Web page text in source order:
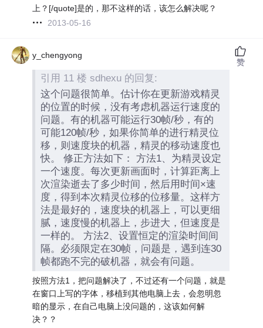
上？[/quote]是的，那不这样的话，该怎么解决呢？
2013-05-16
y_chengyong
引用 11 楼 sdhexu 的回复:
这个问题很简单。估计你在更新游戏精灵
的位置的时候，没有考虑机器运行速度的
问题。有的机器可能运行30帧/秒，有的
可能120帧/秒，如果你简单的进行精灵位
移，则速度块的机器，精灵的移动速度也
快。 修正方法如下： 方法1、为精灵设定
一个速度。每次更新画面时，计算距离上
次渲染逝去了多少时间，然后用时间×速
度，得到本次精灵位移的位移量。这样方
法是最好的，速度块的机器上，可以更细
腻，速度慢的机器上，步进大，但速度是
一样的。 方法2、设置恒定的渲染时间间
隔。必须限定在30帧，问题是，遇到连30
帧都跑不完的破机器，就会有问题。
按照方法1，把问题解决了，不过还有一个问题，就是
在窗口上写的字体，移植到其他电脑上去，会忽明忽
暗的显示，在自己电脑上没问题的，这该如何解
决？？
赞